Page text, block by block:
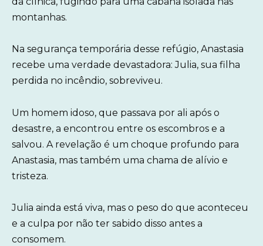
montanhas.
Na segurança temporária desse refúgio, Anastasia
recebe uma verdade devastadora: Julia, sua filha
perdida no incêndio, sobreviveu.
Um homem idoso, que passava por ali após o
desastre, a encontrou entre os escombros e a
salvou. A revelação é um choque profundo para
Anastasia, mas também uma chama de alívio e
tristeza.
Julia ainda está viva, mas o peso do que aconteceu
e a culpa por não ter sabido disso antes a
consomem.